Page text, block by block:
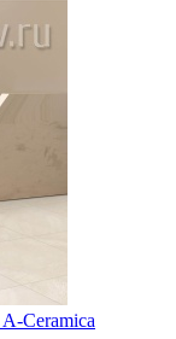
Ceramica